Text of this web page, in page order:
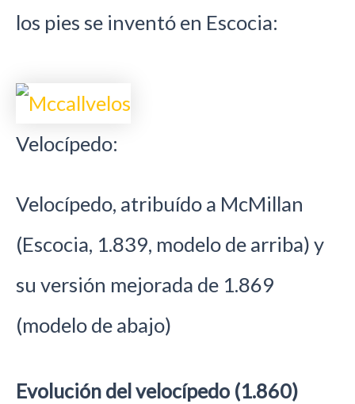
los pies se inventó en Escocia:
Velocípedo:
Velocípedo, atribuído a McMillan
(Escocia, 1.839, modelo de arriba) y
su versión mejorada de 1.869
(modelo de abajo)
Evolución del velocípedo (1.860)